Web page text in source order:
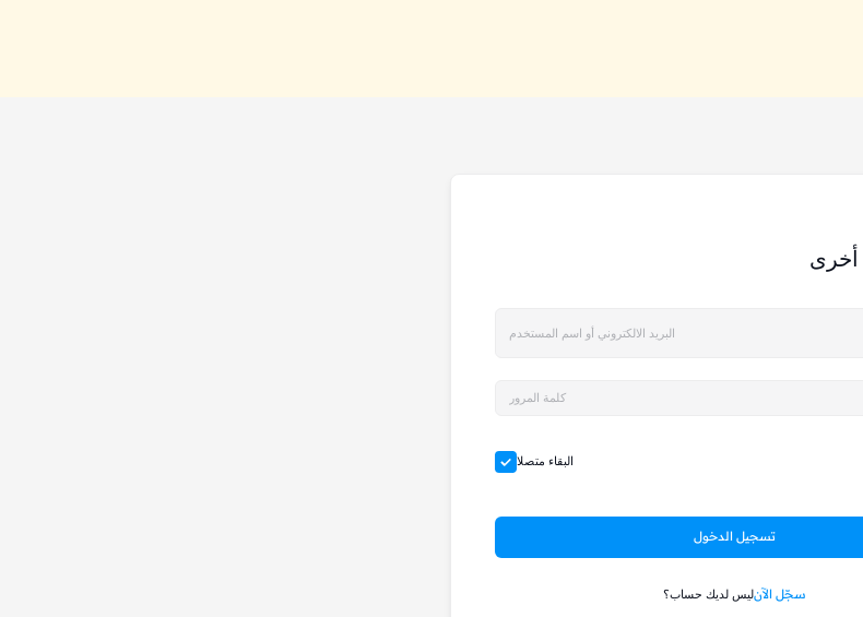
البقاء متصلا
تسجيل الدخول
ليس لديك حساب؟سجّل الآن